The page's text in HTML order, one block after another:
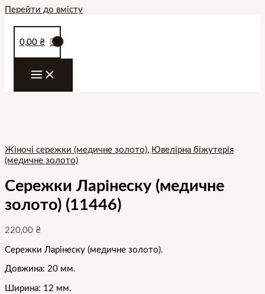
Перейти до вмісту
0,00 ₴
Жіночі сережки (медичне золото), Ювелірна біжутерія
(медичне золото)
Сережки Ларінеску (медичне
золото) (11446)
220,00 ₴
Сережки Ларінеску (медичне золото).
Довжина: 20 мм.
Ширина: 12 мм.